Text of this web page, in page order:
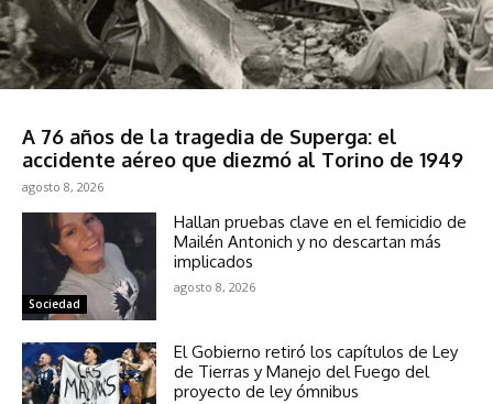
A 76 años de la tragedia de Superga: el
accidente aéreo que diezmó al Torino de 1949
agosto 8, 2026
Sociedad
Hallan pruebas clave en el femicidio de
Mailén Antonich y no descartan más
implicados
agosto 8, 2026
El Gobierno retiró los capítulos de Ley
de Tierras y Manejo del Fuego del
proyecto de ley ómnibus